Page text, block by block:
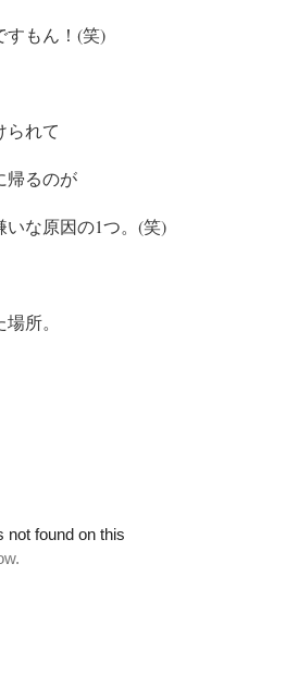
すもん！(笑)
られて
帰るのが
な原因の1つ。(笑)
所。